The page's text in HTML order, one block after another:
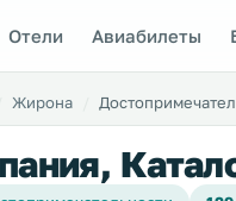
Отели Авиабилеты
Жирона